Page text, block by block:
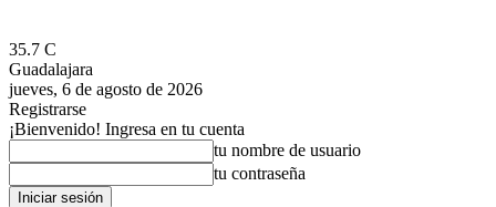
35.7 C
Guadalajara
jueves, 6 de agosto de 2026
Registrarse
¡Bienvenido! Ingresa en tu cuenta
tu nombre de usuario
tu contraseña